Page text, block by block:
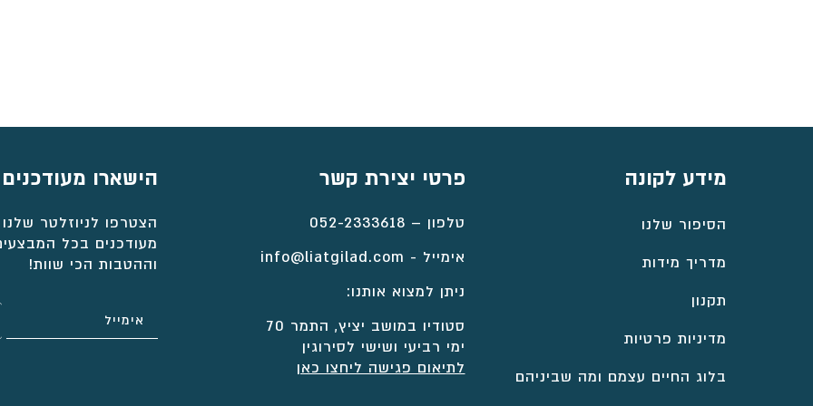
מידע לקונה
הסיפור שלנו
מדריך מידות
תקנון
מדיניות פרטיות
בלוג החיים עצמם ומה שביניהם
פרטי יצירת קשר
טלפון – 052-2333618
אימייל - info@liatgilad.com
ניתן למצוא אותנו:
סטודיו במושב יציץ, התמר 70
ימי רביעי ושישי לסירוגין
לתיאום פגישה ליחצו כאן
הישארו מעודכנים
הצטרפו לניוזלטר
מעודכנים בכל
וההטבות הכי שוות!